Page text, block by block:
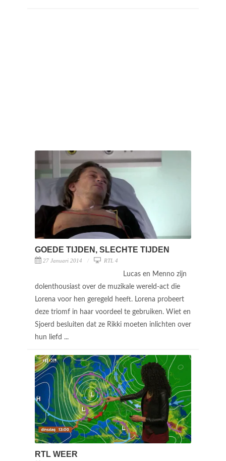
GOEDE TIJDEN, SLECHTE TIJDEN
27 Januari 2014 RTL 4
Lucas en Menno zijn
dolenthousiast over de muzikale wereld-act die
Lorena voor hen geregeld heeft. Lorena probeert
deze triomf in haar voordeel te gebruiken. Wiet en
Sjoerd besluiten dat ze Rikki moeten inlichten over
hun liefd ...
RTL WEER